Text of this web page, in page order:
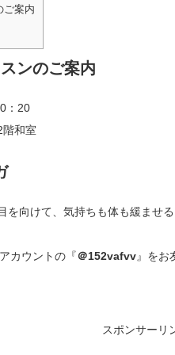
ご案内
ンのご案内
：20
階和室
を向けて、気持ちも体も緩ませ
カウントの『＠152vafvv』をお
スポンサーリ